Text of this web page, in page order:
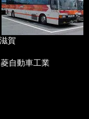
賀
自動車工業